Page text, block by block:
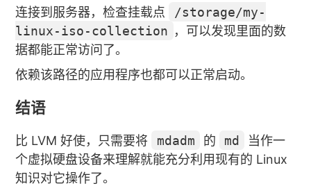
连接到服务器，检查挂载点
/storage/my-
linux-iso-collection ，可以发现里面的数
据都能正常访问了。
依赖该路径的应用程序也都可以正常启动。
结语
比 LVM 好使，只需要将 mdadm 的 md
当作一
个虚拟硬盘设备来理解就能充分利用现有的 Linux
知识对它操作了。